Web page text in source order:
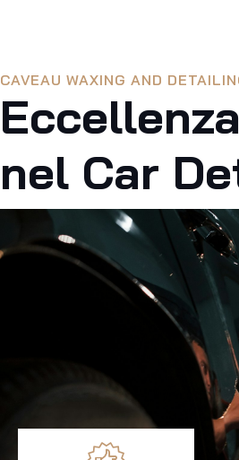
CAVEAU WAXING AND
nel Car